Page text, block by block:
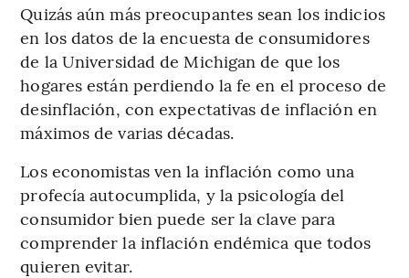
Quizás aún más preocupantes sean los indicios
en los datos de la encuesta de consumidores
de la Universidad de Michigan de que los
hogares están perdiendo la fe en el proceso de
desinflación, con expectativas de inflación en
máximos de varias décadas.
Los economistas ven la inflación como una
profecía autocumplida, y la psicología del
consumidor bien puede ser la clave para
comprender la inflación endémica que todos
quieren evitar.